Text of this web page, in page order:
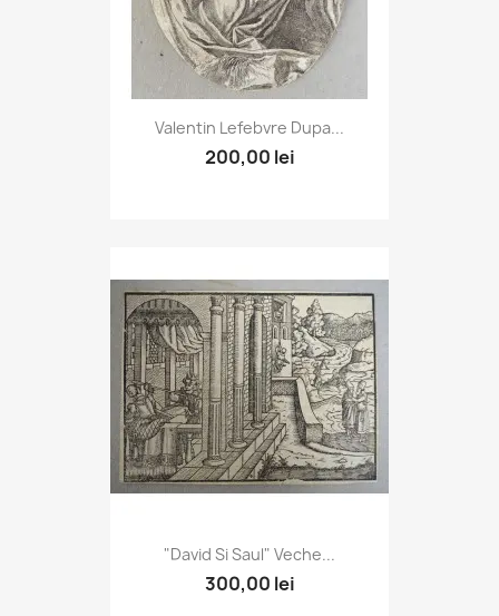
Valentin Lefebvre Dupa...
200,00 lei
"David Si Saul" Veche...
300,00 lei